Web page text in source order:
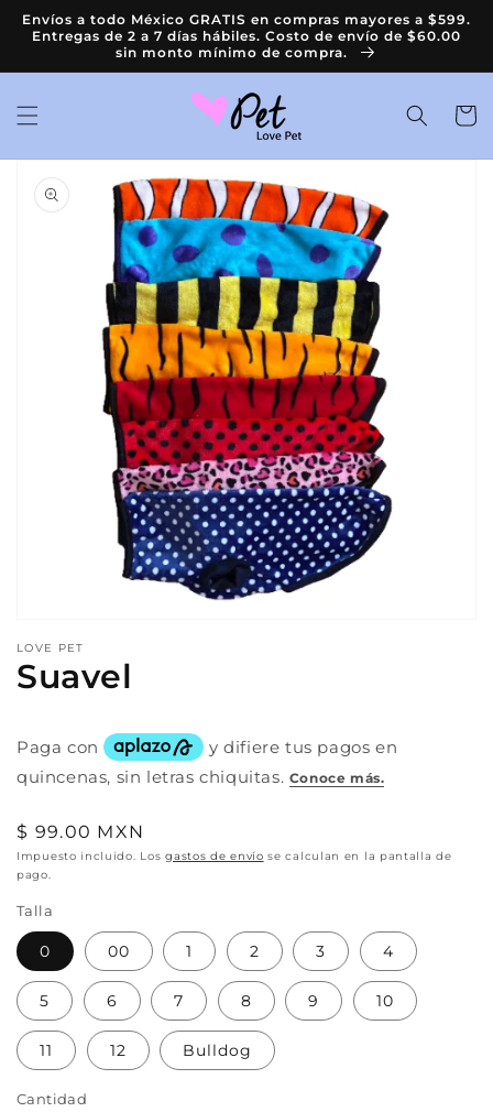
directamente
al contenido
Envíos a todo México GRATIS en compras mayores a $599.
Entregas de 2 a 7 días hábiles. Costo de envío de $60.00
sin monto mínimo de compra.
Carrito
directamente
información
del producto
elemento
1
en
modal
LOVE PET
Suavel
Precio
habitual
$ 99.00 MXN
Impuesto incluido. Losgastos de envío se calculan en la pantalla de
pago.
Talla
0 00 1 2 3 4
5 6 7 8 9 10
11 12 Bulldog
Cantidad